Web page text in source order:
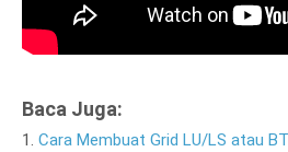
Baca Juga:
1. Cara Membuat Grid LU/LS atau